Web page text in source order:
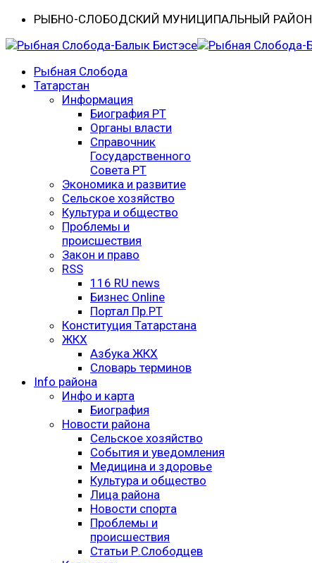
РЫБНО-CЛОБОДСКИЙ МУНИЦИПАЛЬНЫЙ
Рыбная Слобода
Татарстан
Информация
Биография РТ
Органы власти
Справочник
Государственного
Совета РТ
Экономика и развитие
Сельское хозяйство
Культура и общество
Проблемы и
происшествия
Закон и право
RSS
116 RU news
Бизнес Online
Портал Пр.РТ
Конституция Татарстана
ЖКХ
Азбука ЖКХ
Словарь терминов
Info района
Инфо и карта
Биография
Новости района
Сельское хозяйство
События и уведомления
Медицина и здоровье
Культура и общество
Лица района
Новости спорта
Проблемы и
происшествия
Статьи Р.Слободцев